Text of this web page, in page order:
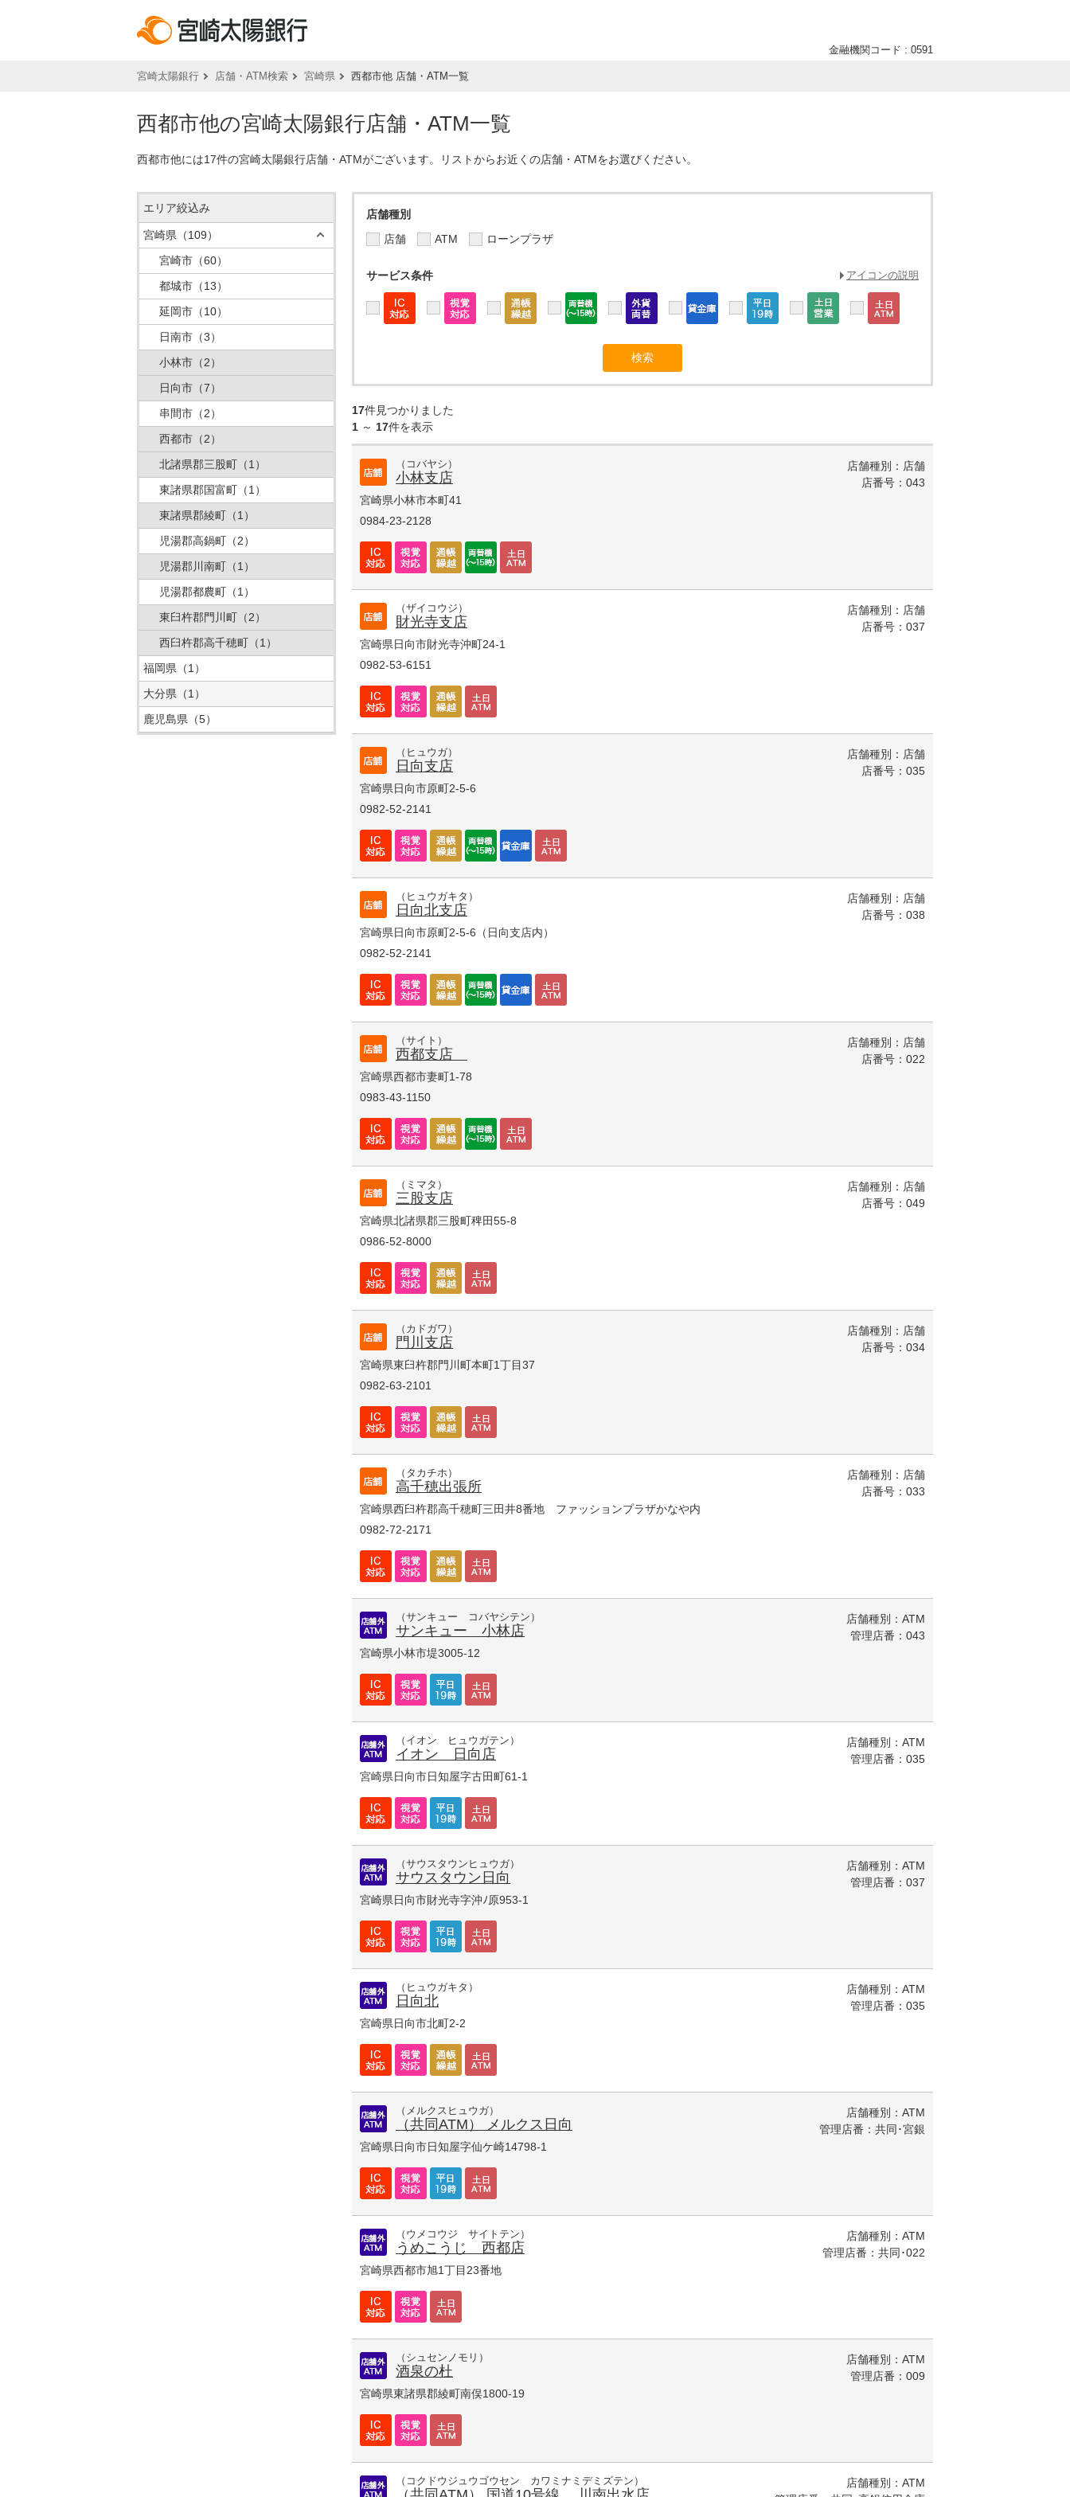
金融機関コード : 0591
宮崎太陽銀行 店舗・ATM検索 宮崎県 西都市他 店舗・ATM一覧
西都市他の宮崎太陽銀行店舗・ATM一覧
西都市他には17件の宮崎太陽銀行店舗・ATMがございます。リストからお近くの店舗・ATMをお選びください。
店舗種別
店舗
ATM ローンプラザ
サービス条件 アイコンの説明
17件見つかりました
1 ～ 17件を表示
（コバヤシ）
小林支店
宮崎県小林市本町41
0984-23-2128
店舗種別：店舗
店番号：043
（ザイコウジ）
財光寺支店
宮崎県日向市財光寺沖町24-1
0982-53-6151
店舗種別：店舗
店番号：037
（ヒュウガ）
日向支店
宮崎県日向市原町2-5-6
0982-52-2141
店舗種別：店舗
店番号：035
（ヒュウガキタ）
日向北支店
宮崎県日向市原町2-5-6（日向支店内）
0982-52-2141
店舗種別：店舗
店番号：038
（サイト）
西都支店
宮崎県西都市妻町1-78
0983-43-1150
店舗種別：店舗
店番号：022
（ミマタ）
三股支店
宮崎県北諸県郡三股町稗田55-8
0986-52-8000
店舗種別：店舗
店番号：049
（カドガワ）
門川支店
宮崎県東臼杵郡門川町本町1丁目37
0982-63-2101
店舗種別：店舗
店番号：034
（タカチホ）
高千穂出張所
宮崎県西臼杵郡高千穂町三田井8番地 ファッションプラザかなや内
0982-72-2171
店舗種別：店舗
店番号：033
（サンキュー コバヤシテン）
サンキュー 小林店
宮崎県小林市堤3005-12
店舗種別：ATM
管理店番：043
（イオン ヒュウガテン）
イオン 日向店
宮崎県日向市日知屋字古田町61-1
店舗種別：ATM
管理店番：035
（サウスタウンヒュウガ）
サウスタウン日向
宮崎県日向市財光寺字沖ﾉ原953-1
店舗種別：ATM
管理店番：037
（ヒュウガキタ）
日向北
宮崎県日向市北町2-2
店舗種別：ATM
管理店番：035
（メルクスヒュウガ）
（共同ATM） メルクス日向
宮崎県日向市日知屋字仙ケ崎14798-1
店舗種別：ATM
管理店番：共同･宮銀
（ウメコウジ サイトテン）
うめこうじ 西都店
宮崎県西都市旭1丁目23番地
店舗種別：ATM
管理店番：共同･022
（シュセンノモリ）
酒泉の杜
宮崎県東諸県郡綾町南俣1800-19
店舗種別：ATM
管理店番：009
（コクドウジュウゴウセン カワミナミデミズテン）
店舗種別：ATM
エリア絞込み
宮崎県 （109）
宮崎市 （60）
都城市 （13）
延岡市 （10）
日南市 （3）
小林市 （2）
日向市 （7）
串間市 （2）
西都市 （2）
北諸県郡三股町 （1）
東諸県郡国富町 （1）
東諸県郡綾町 （1）
児湯郡高鍋町 （2）
児湯郡川南町 （1）
児湯郡都農町 （1）
東臼杵郡門川町 （2）
西臼杵郡高千穂町 （1）
福岡県 （1）
大分県 （1）
鹿児島県 （5）